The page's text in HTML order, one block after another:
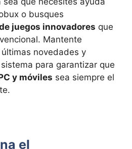
o busques
juegos innovadores que
Mantente
novedades y
para garantizar que
y móviles sea siempre el
el